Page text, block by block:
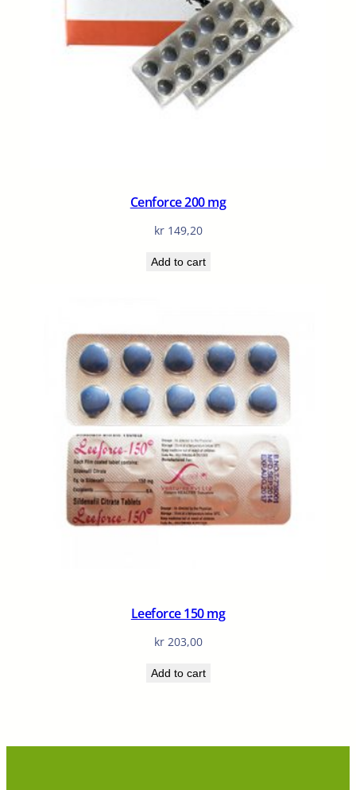
Cenforce 200 mg
kr149,20
Add to cart
Leeforce 150 mg
kr203,00
Add to cart